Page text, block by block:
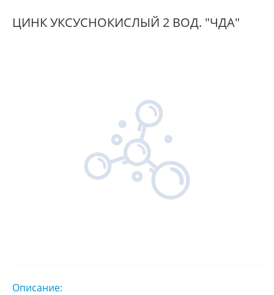
ЦИНК УКСУСНОКИСЛЫЙ 2 ВОД. "ЧДА"
Описание: